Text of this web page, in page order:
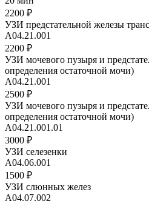
2200 ₽
УЗИ предстательной железы
А04.21.001
2200 ₽
УЗИ мочевого пузыря и
определения остаточной мочи)
А04.21.001
2500 ₽
УЗИ мочевого пузыря и
определения остаточной мочи)
А04.21.001.01
3000 ₽
УЗИ селезенки
А04.06.001
1500 ₽
УЗИ слюнных желез
А04.07.002